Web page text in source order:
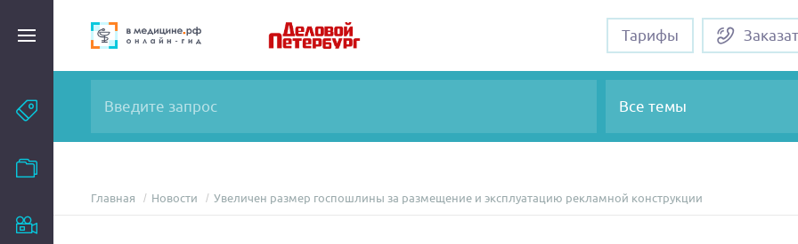
Тарифы
Темы Все темы
Главная Новости Увеличен размер госпошлины за размещение и эксплуатацию рекламной конструкции